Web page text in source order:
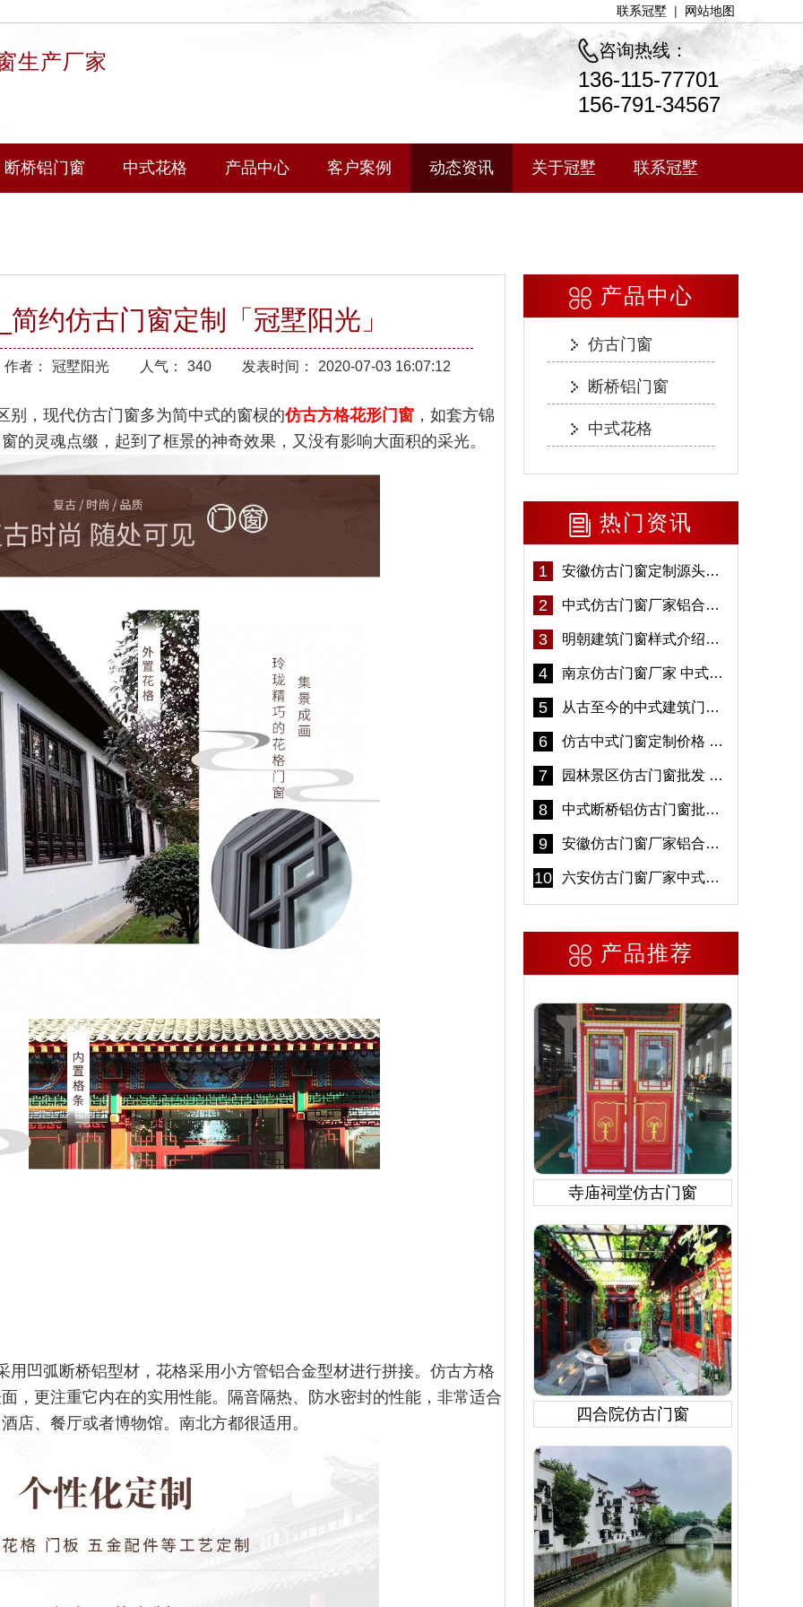
联系冠墅 | 网站地图
生产厂家 咨询热线：
136-115-77701
156-791-34567
断桥铝门窗 中式花格 产品中心 客户案例 动态资讯 关于冠墅 联系冠墅
约仿古门窗定制「冠墅阳光」
作者： 冠墅阳光 人气： 340 发表时间： 2020-07-03 16:07:12
别，现代仿古门窗多为简中式的窗棂的仿古方格花形门窗 ，如套方锦
的灵魂点缀，起到了框景的神奇效果，又没有影响大面积的采光。
用凹弧断桥铝型材，花格采用小方管铝合金型材进行拼接。仿古方格
，更注重它内在的实用性能。隔音隔热、防水密封的性能，非常适合
店、餐厅或者博物馆。南北方都很适用。
产品中心
仿古门窗
断桥铝门窗
中式花格
热门资讯
1 安徽仿古门窗定制源头厂家 好打理免维护-冠墅阳光
2 中式仿古门窗厂家铝合金仿古门窗定制 5年质保
3 明朝建筑门窗样式介绍——冠墅阳光
4 南京仿古门窗厂家 中式仿古门窗定制 节能防水
5 从古至今的中式建筑门窗到底有多美「冠墅阳光」
6 仿古中式门窗定制价格 铝合金仿古门窗报价
7 园林景区仿古门窗批发 铝合金仿古门窗采购-冠墅阳光
8 中式断桥铝仿古门窗批发 冠墅阳光仿古门窗 6000平米实体工厂
9 安徽仿古门窗厂家铝合金仿古门窗批发 免费设计出货快
10 六安仿古门窗厂家中式仿古门窗制作 6000平米源头厂家
产品推荐
寺庙祠堂仿古门窗
四合院仿古门窗